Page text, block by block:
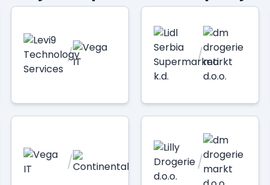
/ /
/ /